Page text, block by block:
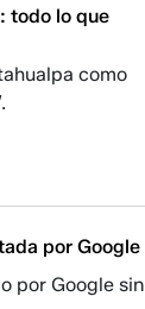
todo lo que
como
por Google
por Google sin